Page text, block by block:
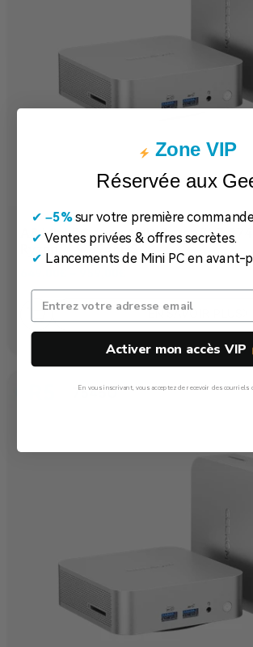
A8Mini PC avec AMD Ryzen™ 7
Ryzen™ 9 8945HS
EN SAVOIR PLUS
Zone VIP
Réservée aux
✔ ​–5%sur votre première
✔ Ventes privées & offres secrètes.
✔ Lancements de Mini PC en avant-
Activer mon accès VIP
En vous inscrivant, vous acceptez de recevoir des courriels